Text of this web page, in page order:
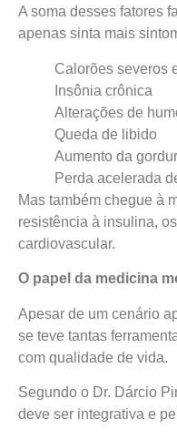
A soma desses fatores
apenas sinta mais
Calorões severos
Insônia crônica
Alterações de
Queda de libido
Aumento da
Perda acelerada
Mas também chegue à
resistência à insulina,
cardiovascular.
O papel da medicina
Apesar de um cenário
se teve tantas
com qualidade de vida.
Segundo o Dr. Dárcio
deve ser integrativa e